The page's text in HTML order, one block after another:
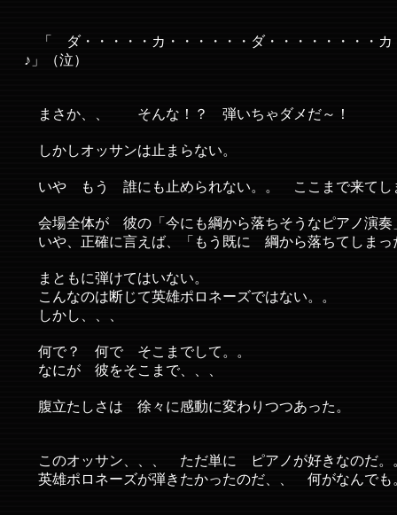
「 ダ・・・・・カ・・・・・・ダ・・・・・・・・
♪」（泣）
まさか、、 そんな！？ 弾いちゃダメだ～！
しかしオッサンは止まらない。
いや もう 誰にも止められない。。 ここまで来てし
会場全体が 彼の「今にも綱から落ちそうなピアノ演奏
いや、正確に言えば、「もう既に 綱から落ちてしまっ
まともに弾けてはいない。
こんなのは断じて英雄ポロネーズではない。。
しかし、、、
何で？ 何で そこまでして。。
なにが 彼をそこまで、、、
腹立たしさは 徐々に感動に変わりつつあった。
このオッサン、、、 ただ単に ピアノが好きなのだ。
英雄ポロネーズが弾きたかったのだ、、 何がなんでも